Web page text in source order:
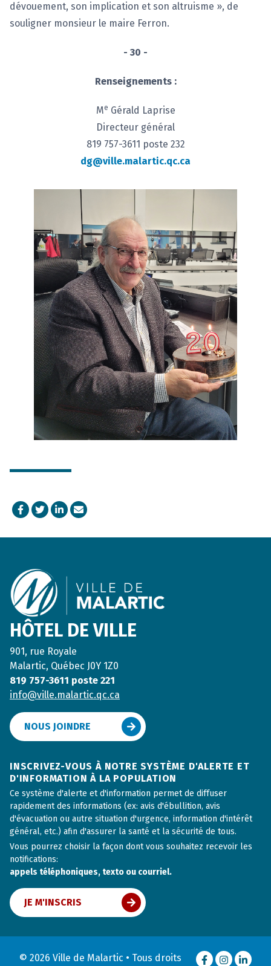
dévouement, son implication et son altruisme », de
souligner monsieur le maire Ferron.
- 30 -
Renseignements :
Me Gérald Laprise
Directeur général
819 757-3611 poste 232
dg@ville.malartic.qc.ca
Facebook
TwitterLinkedIn
Courriel
HÔTEL DE VILLE
901, rue Royale
Malartic, Québec J0Y 1Z0
819 757-3611 poste 221
info@ville.malartic.qc.ca
NOUS JOINDRE
INSCRIVEZ-VOUS À NOTRE SYSTÈME D'ALERTE ET
D'INFORMATION À LA POPULATION
Ce système d'alerte et d'information permet de diffuser
rapidement des informations (ex: avis d'ébullition, avis
d'évacuation ou autre situation d'urgence, information d'intérêt
général, etc.) afin d'assurer la santé et la sécurité de tous.
Vous pourrez choisir la façon dont vous souhaitez recevoir les
notifications:
appels téléphoniques, texto ou courriel.
JE M'INSCRIS
© 2026 Ville de Malartic • Tous droits Facebook
Instagram